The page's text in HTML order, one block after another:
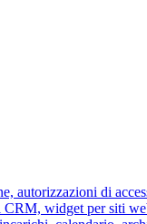
autorizzazioni di
widget per siti